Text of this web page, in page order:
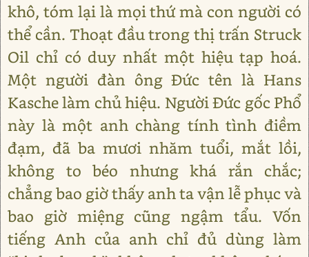
khô, tóm lại là mọi thứ mà con người có
thể cần. Thoạt đầu trong thị trấn Struck
Oil chỉ có duy nhất một hiệu tạp hoá.
Một người đàn ông Đức tên là Hans
Kasche làm chủ hiệu. Người Đức gốc Phổ
này là một anh chàng tính tình điềm
đạm, đã ba mươi nhăm tuổi, mắt lồi,
không to béo nhưng khá rắn chắc;
chẳng bao giờ thấy anh ta vận lễ phục và
bao giờ miệng cũng ngậm tẩu. Vốn
tiếng Anh của anh chỉ đủ dùng làm